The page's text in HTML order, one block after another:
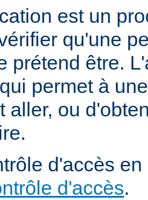
est un
qu'une
prétend être.
permet à
aller, ou
d'accès
d'accès.